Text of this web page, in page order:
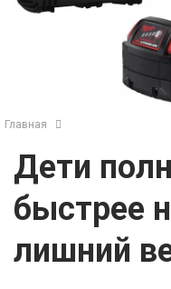
Главная
Дети
быстрее
лишний